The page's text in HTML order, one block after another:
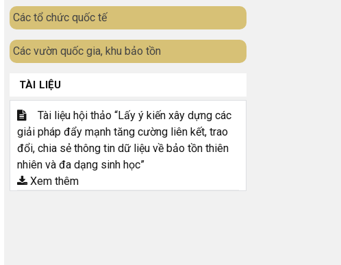
Các tổ chức quốc tế
Các vườn quốc gia, khu bảo tồn
TÀI LIỆU
Tài liệu hội thảo “Lấy ý kiến xây dựng các
giải pháp đẩy mạnh tăng cường liên kết, trao
đổi, chia sẻ thông tin dữ liệu về bảo tồn thiên
nhiên và đa dạng sinh học”
Xem thêm